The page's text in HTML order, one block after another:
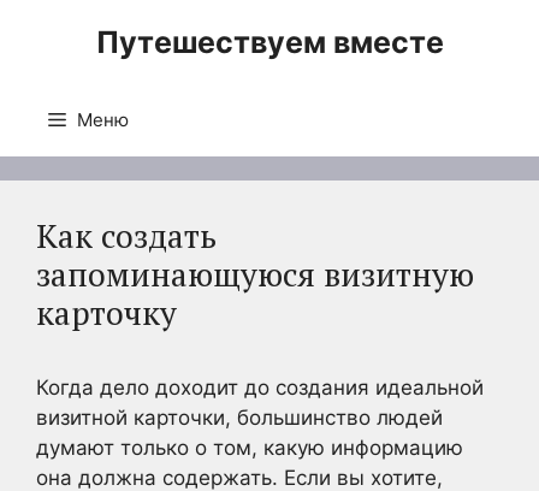
Путешествуем вместе
Меню
Как создать
запоминающуюся визитную
карточку
Когда дело доходит до создания идеальной
визитной карточки, большинство людей
думают только о том, какую информацию
она должна содержать. Если вы хотите,